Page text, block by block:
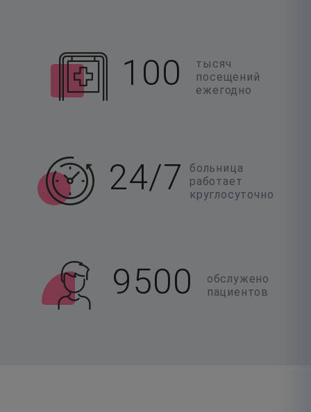
100
тысяч
посещений
ежегодно
24/7
больница
работает
круглосуточно
9500
обслужено
пациентов